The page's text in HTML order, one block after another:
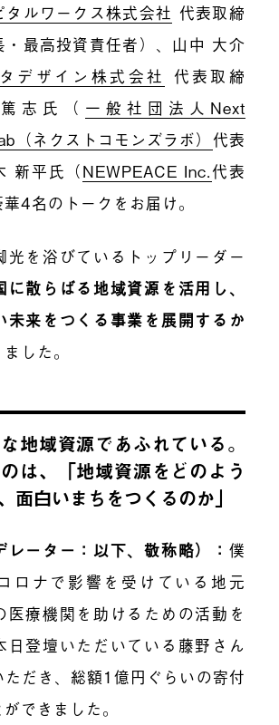
タルワークス株式会社 代表取締
最高投資責任者）、 山中 大介
デザイン株式会社 代表取締
志氏（ 一般社団法人Next
（ネクストコモンズラボ） 代表
新平氏（NEWPEACE Inc.代表
4名のトークをお届け。
光を浴びているトップリーダー
に散らばる地域資源を活用し、
未来をつくる事業を展開するか
した。
地域資源であふれている。
は、「地域資源をどのよう
面白いまちをつくるのか」
レーター：以下、敬称略）： 僕
ロナで影響を受けている地元
医療機関を助けるための活動を
日登壇いただいている藤野さん
ただき、総額1億円ぐらいの寄付
できました。